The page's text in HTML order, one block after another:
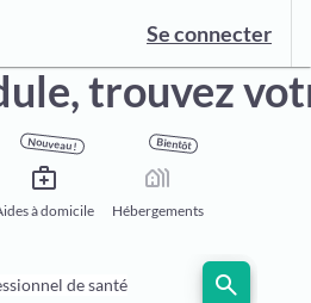
Se connecter
trouvez
Nouveau !
medical_services
à domicile
Bientôt
holiday_village
Hébergements
de santé search